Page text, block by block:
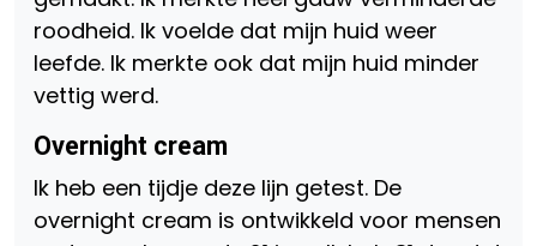
roodheid. Ik voelde dat mijn huid weer
leefde. Ik merkte ook dat mijn huid minder
vettig werd.
Overnight cream
Ik heb een tijdje deze lijn getest. De
overnight cream is ontwikkeld voor mensen